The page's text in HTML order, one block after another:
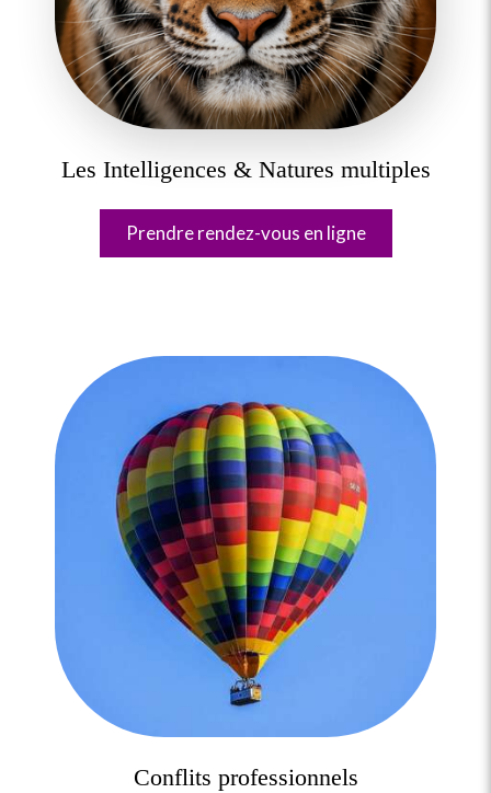
Les Intelligences & Natures multiples
Prendre rendez-vous en ligne
Conflits professionnels